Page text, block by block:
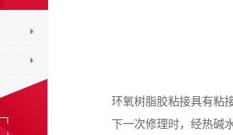
环氧树脂胶粘接具有粘
下一次修理时，经热碱